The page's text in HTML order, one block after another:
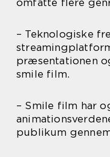
omfatte flere
– Teknologiske
præsentationen
smile film.
– Smile film har
publikum